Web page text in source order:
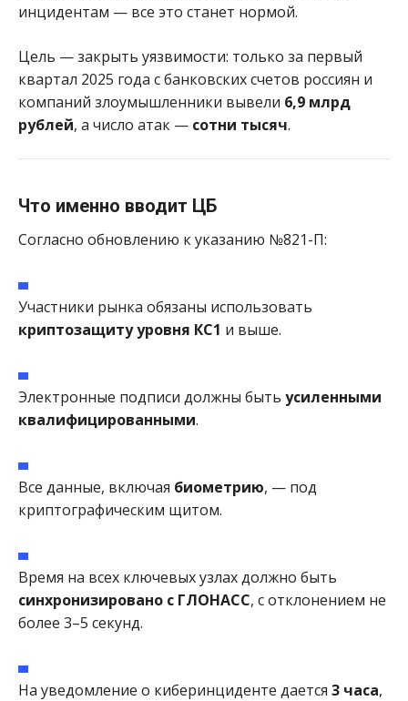
инцидентам — все это станет нормой.
Цель — закрыть уязвимости: только за первый
квартал 2025 года с банковских счетов россиян и
компаний злоумышленники вывели 6,9 млрд
рублей, а число атак — сотни тысяч.
Что именно вводит ЦБ
Согласно обновлению к указанию №821-П:
Участники рынка обязаны использовать
криптозащиту уровня КС1 и выше.
Электронные подписи должны быть усиленными
квалифицированными.
Все данные, включая биометрию, — под
криптографическим щитом.
Время на всех ключевых узлах должно быть
синхронизировано с ГЛОНАСС, с отклонением не
более 3–5 секунд.
На уведомление о киберинциденте дается 3 часа,